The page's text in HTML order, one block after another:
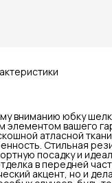
вниманию юбку
элементом вашего
атласной
Стильная
посадку и
в передней
акцент, но и